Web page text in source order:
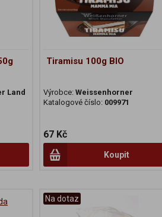
Land
Tiramisu 100g BIO
Výrobce: Weissenhorner
Katalogové číslo: 009971
67 Kč
Koupit
Na dotaz